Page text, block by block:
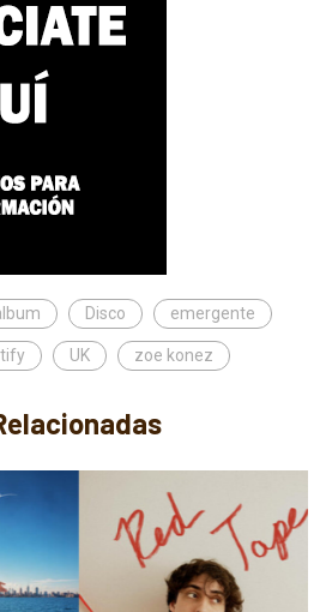
Disco emergente
UK zoe konez